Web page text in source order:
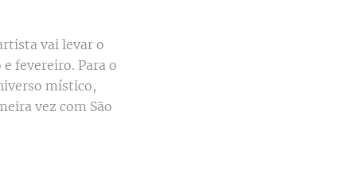
vai levar o
fevereiro. Para o
místico,
vez com São